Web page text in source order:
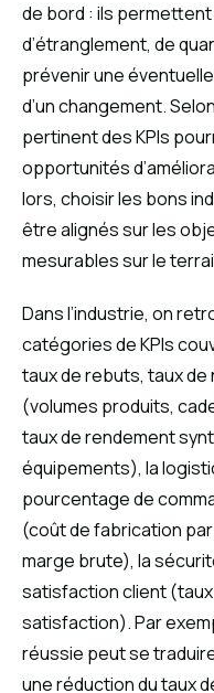
de bord : ils
d’étranglement, de
prévenir une
d’un changement.
pertinent des KPIs
opportunités
lors, choisir les bons
être alignés sur les
mesurables sur le
Dans l’industrie, on
catégories de KPIs
taux de rebuts, taux
(volumes produits,
taux de rendement
équipements), la
pourcentage de
(coût de fabrication
marge brute), la
satisfaction client
satisfaction). Par
réussie peut se
une réduction du taux